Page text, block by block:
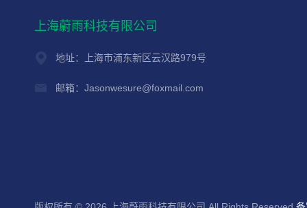
上海蔚雨科技有限公司
地址：上海市浦东新区云汉路979号
邮箱：Jasonwesure@foxmail.com